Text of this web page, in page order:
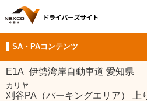
SA・PAコンテンツ
E1A 伊勢湾岸自動車道 愛知県
カリヤ
刈谷PA（パーキングエリア） 上